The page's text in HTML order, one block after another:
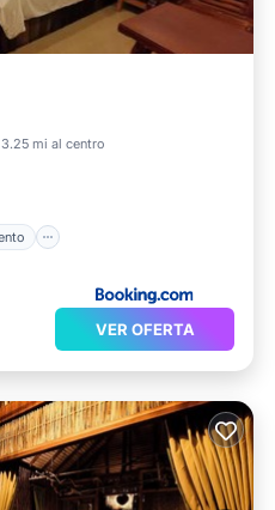
3.25 mi al centro
Aparcamiento
VER OFERTA